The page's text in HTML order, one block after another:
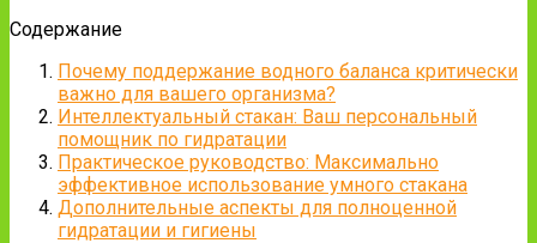
Содержание
Почему поддержание водного баланса критически
важно для вашего организма?
Интеллектуальный стакан: Ваш персональный
помощник по гидратации
Практическое руководство: Максимально
эффективное использование умного стакана
Дополнительные аспекты для полноценной
гидратации и гигиены